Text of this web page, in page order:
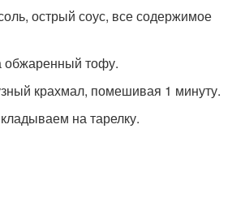
острый соус, все содержимое
обжаренный тофу.
крахмал, помешивая 1 минуту.
на тарелку.